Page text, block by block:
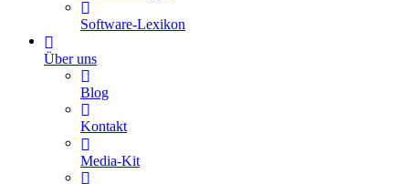
Software-Lexikon
Über uns
Blog
Kontakt
Media-Kit